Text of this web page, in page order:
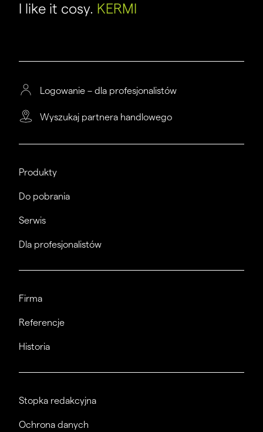
I like it cosy. KERMI
Logowanie – dla profesjonalistów
Wyszukaj partnera handlowego
Produkty
Do pobrania
Serwis
Dla profesjonalistów
Firma
Referencje
Historia
Stopka redakcyjna
Ochrona danych